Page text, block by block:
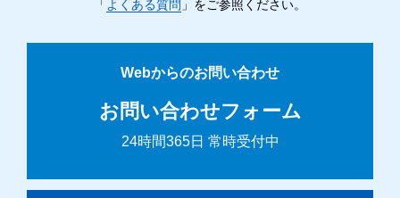
「 よくある質問 」をご参照ください。
Webからのお問い合わせ
お問い合わせフォーム
24時間365日 常時受付中